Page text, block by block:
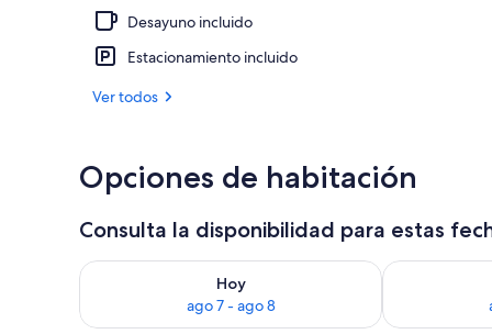
Desayuno incluido
Estacionamiento incluido
Ver todos
Opciones de habitación
Consulta la disponibilidad para estas
Hoy
ago 7 - ago 8
Consulta la disponibilidad para hoy ago 7 - ago 8
Consulta la